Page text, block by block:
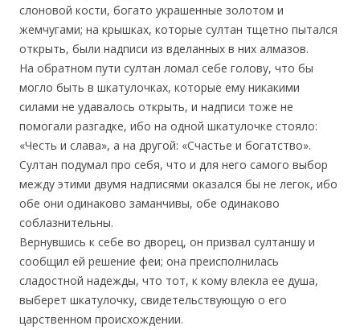
слоновой кости, богато украшенные золотом и
жемчугами; на крышках, которые султан тщетно пытался
открыть, были надписи из вделанных в них алмазов.
На обратном пути султан ломал себе голову, что бы
могло быть в шкатулочках, которые ему никакими
силами не удавалось открыть, и надписи тоже не
помогали разгадке, ибо на одной шкатулочке стояло:
«Честь и слава», а на другой: «Счастье и богатство».
Султан подумал про себя, что и для него самого выбор
между этими двумя надписями оказался бы не легок, ибо
обе они одинаково заманчивы, обе одинаково
соблазнительны.
Вернувшись к себе во дворец, он призвал султаншу и
сообщил ей решение феи; она преисполнилась
сладостной надежды, что тот, к кому влекла ее душа,
выберет шкатулочку, свидетельствующую о его
царственном происхождении.